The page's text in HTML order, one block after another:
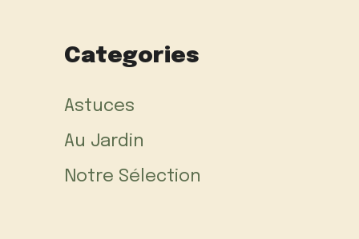
Categories
Astuces
Au Jardin
Notre Sélection